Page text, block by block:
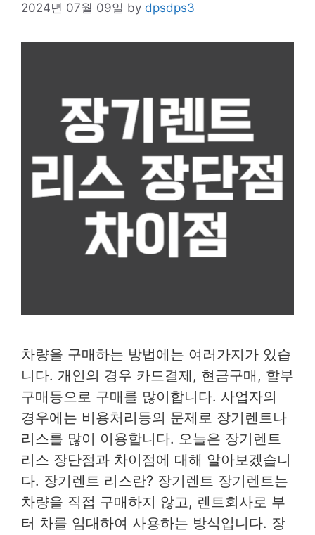
2024년 07월 09일 by dpsdps3
차량을 구매하는 방법에는 여러가지가 있습
니다. 개인의 경우 카드결제, 현금구매, 할부
구매등으로 구매를 많이합니다. 사업자의
경우에는 비용처리등의 문제로 장기렌트나
리스를 많이 이용합니다. 오늘은 장기렌트
리스 장단점과 차이점에 대해 알아보겠습니
다. 장기렌트 리스란? 장기렌트 장기렌트는
차량을 직접 구매하지 않고, 렌트회사로 부
터 차를 임대하여 사용하는 방식입니다. 장